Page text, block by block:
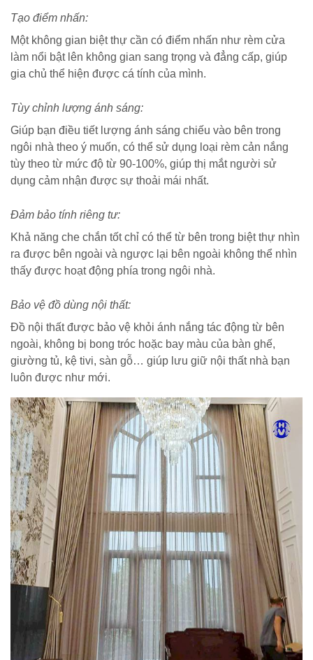
Tạo điểm nhấn:
Một không gian biệt thự cần có điểm nhấn như rèm cửa
làm nổi bật lên không gian sang trọng và đẳng cấp, giúp
gia chủ thể hiện được cá tính của mình.
Tùy chỉnh lượng ánh sáng:
Giúp bạn điều tiết lượng ánh sáng chiếu vào bên trong
ngôi nhà theo ý muốn, có thể sử dụng loại rèm cản nắng
tùy theo từ mức độ từ 90-100%, giúp thị mắt người sử
dụng cảm nhận được sự thoải mái nhất.
Đảm bảo tính riêng tư:
Khả năng che chắn tốt chỉ có thể từ bên trong biệt thự nhìn
ra được bên ngoài và ngược lại bên ngoài không thể nhìn
thấy được hoạt động phía trong ngôi nhà.
Bảo vệ đồ dùng nội thất:
Đồ nội thất được bảo vệ khỏi ánh nắng tác động từ bên
ngoài, không bị bong tróc hoặc bay màu của bàn ghế,
giường tủ, kệ tivi, sàn gỗ… giúp lưu giữ nội thất nhà bạn
luôn được như mới.